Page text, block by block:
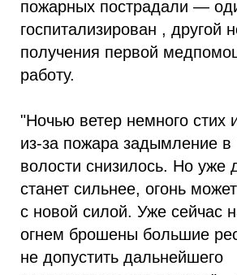
пожарных пострадали —
госпитализирован , другой
получения первой
работу.
"Ночью ветер немного стих
из-за пожара задымление в
волости снизилось. Но уже
станет сильнее, огонь
с новой силой. Уже сейчас
огнем брошены большие
не допустить дальнейшего